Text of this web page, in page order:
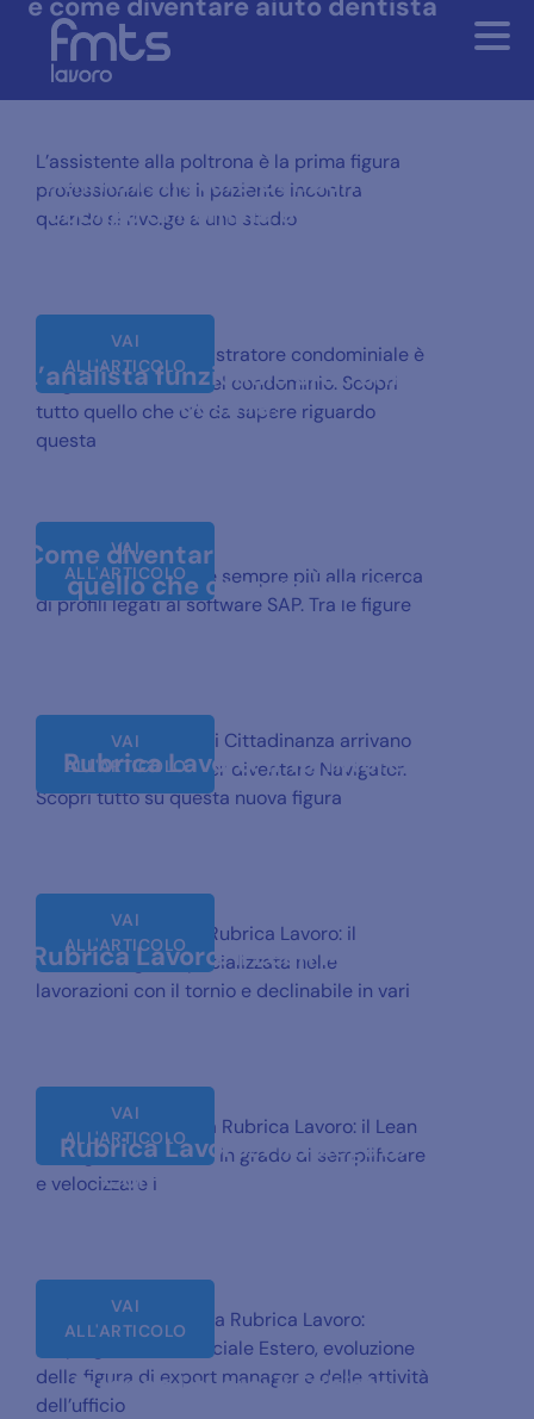
L’assistente alla poltrona è la prima figura
professionale che il paziente incontra
quando si rivolge a uno studio
VAI
ALL'ARTICOLO
L’Amministratore Condominiale:
obbligo di nomina e mansioni
La figura dell’amministratore condominiale è
l’organo esecutivo del condominio. Scopri
tutto quello che c’è da sapere riguardo
questa
VAI
ALL'ARTICOLO
L’analista funzionale SAP: chi è e
cosa fa?
Il mondo del lavoro è sempre più alla ricerca
di profili legati al software SAP. Tra le figure
VAI
ALL'ARTICOLO
Come diventare Navigator: tutto
quello che occorre sapere
Insieme al Reddito di Cittadinanza arrivano
10 mila assunzioni per diventare Navigator.
Scopri tutto su questa nuova figura
VAI
ALL'ARTICOLO
Rubrica Lavoro: il Tornitore
Nona puntata della Rubrica Lavoro: il
Tornitore, figura specializzata nelle
lavorazioni con il tornio e declinabile in vari
VAI
ALL'ARTICOLO
Rubrica Lavoro: il Lean Manager
Ottava puntata della Rubrica Lavoro: il Lean
Manager, colui che è in grado di semplificare
e velocizzare i
VAI
ALL'ARTICOLO
Rubrica Lavoro: l’Impiegato
Commerciale Estero
Settima puntata della Rubrica Lavoro:
l’Impiegato Commerciale Estero, evoluzione
della figura di export manager e delle attività
dell’ufficio
Rubrica Lavoro: il Tubista